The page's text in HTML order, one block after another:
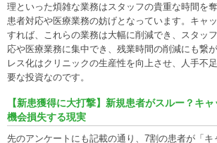
理といった煩雑な業務はスタッフの貴重な時間を
患者対応や医療業務の妨げとなっています。キャ
すれば、これらの業務は大幅に削減でき、スタッ
応や医療業務に集中でき、残業時間の削減にも繋
レス化はクリニックの生産性を向上させ、人手不
要な投資なのです。
【新患獲得に大打撃】新規患者がスルー？キ
機会損失する現実
先のアンケートにも記載の通り、7割の患者が「キ